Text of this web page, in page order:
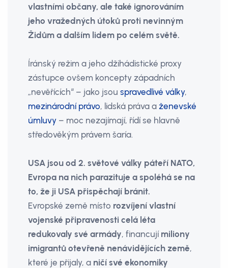
vlastními občany, ale také ignorováním
jeho vražedných útoků proti nevinným
Židům a dalším lidem po celém světě.
Íránský režim a jeho džihádistické proxy
zástupce ovšem koncepty západních
„nevěřících“ – jako jsou spravedlivé války,
mezinárodní právo, lidská práva a ženevské
úmluvy – moc nezajímají, řídí se hlavně
středověkým právem šaría.
USA jsou od 2. světové války páteří NATO,
Evropa na nich parazituje a spoléhá se na
to, že ji USA přispěchají bránit.
Evropské země místo rozvíjení vlastní
vojenské připravenosti celá léta
redukovaly své armády, financují miliony
imigrantů otevřeně nenávidějících země,
které je přijaly, a ničí své ekonomiky